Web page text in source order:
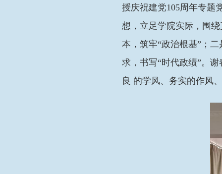
授庆祝建党105周年专题
想，立足学院实际，围
本，筑牢“政治根基”；
求，书写“时代政绩”。
良 的学风、务实的作风